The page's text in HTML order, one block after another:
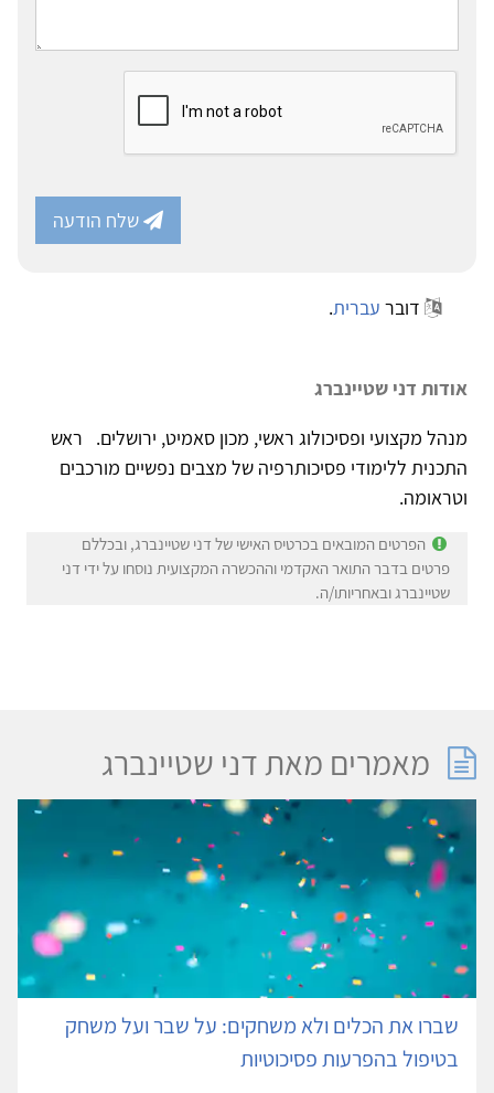
שלח הודעה
דובר עברית.
אודות דני שטיינברג
מנהל מקצועי ופסיכולוג ראשי, מכון סאמיט, ירושלים. ראש
התכנית ללימודי פסיכותרפיה של מצבים נפשיים מורכבים
וטראומה.
הפרטים המובאים בכרטיס האישי של דני שטיינברג, ובכללם
פרטים בדבר התואר האקדמי וההכשרה המקצועית נוסחו על ידי דני
שטיינברג ובאחריותו/ה.
מאמרים מאת דני שטיינברג
שברו את הכלים ולא משחקים: על שבר ועל משחק
בטיפול בהפרעות פסיכוטיות